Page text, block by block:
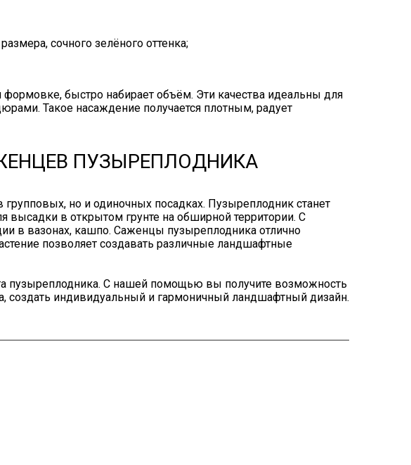
сочного зелёного оттенка;
формовке, быстро набирает объём. Эти качества идеальны для
Такое насаждение получается плотным, радует
ПУЗЫРЕПЛОДНИКА
но и одиночных посадках. Пузыреплодник станет
в открытом грунте на обширной территории. С
в вазонах, кашпо. Саженцы пузыреплодника отлично
позволяет создавать различные ландшафтные
пузыреплодника. С нашей помощью вы получите возможность
создать индивидуальный и гармоничный ландшафтный дизайн.